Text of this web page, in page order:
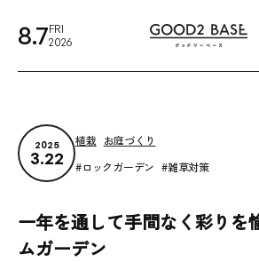
本文まで
8.7FRI
2026
2025
3.22
植栽 お庭づくり
ロックガーデン
雑草対策
一年を通して手間なく彩りを
ムガーデン